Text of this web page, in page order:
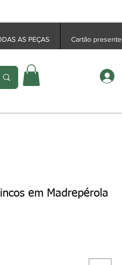
AS PEÇAS Cartão presente
em Madrepérola